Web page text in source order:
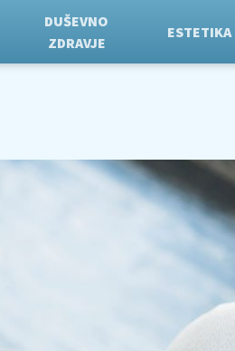
DUŠEVNO
ZDRAVJE
ESTETIKA